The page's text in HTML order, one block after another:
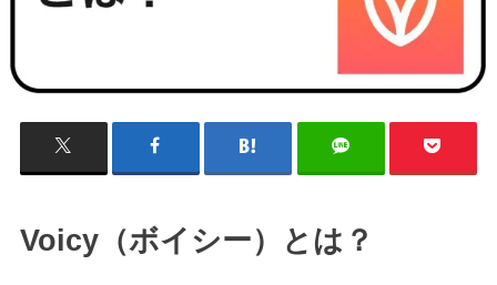
Voicy（ボイシー）とは？